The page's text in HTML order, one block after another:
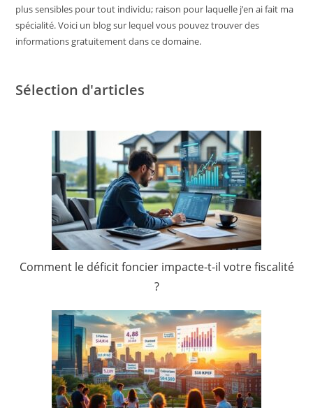
plus sensibles pour tout individu; raison pour laquelle j’en ai fait ma
spécialité. Voici un blog sur lequel vous pouvez trouver des
informations gratuitement dans ce domaine.
Sélection d'articles
Comment le déficit foncier impacte-t-il votre fiscalité
?